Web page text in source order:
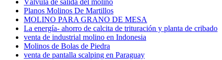
Válvula de salida del molino
Planos Molinos De Martillos
MOLINO PARA GRANO DE MESA
La energía- ahorro de calcita de trituración y planta de cribado
venta de industrial molino en Indonesia
Molinos de Bolas de Piedra
venta de pantalla scalping en Paraguay